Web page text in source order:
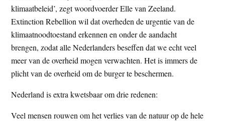
klimaatbeleid’, zegt woordvoerder Elle van Zeeland.
Extinction Rebellion wil dat overheden de urgentie van de
klimaatnoodtoestand erkennen en onder de aandacht
brengen, zodat alle Nederlanders beseffen dat we echt veel
meer van de overheid mogen verwachten. Het is immers de
plicht van de overheid om de burger te beschermen.
Nederland is extra kwetsbaar om drie redenen:
Veel mensen rouwen om het verlies van de natuur op de hele